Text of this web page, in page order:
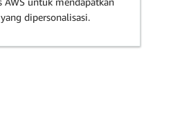
dipersonalisasi.